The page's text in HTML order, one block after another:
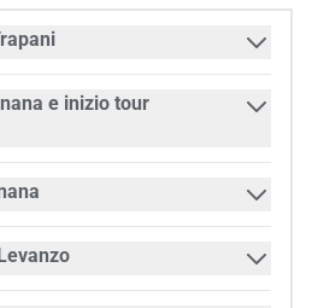
e inizio tour